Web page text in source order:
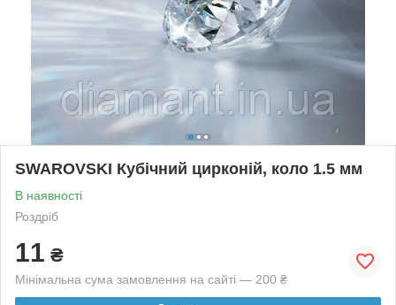
SWAROVSKI Кубічний цирконій, коло 1.5 мм
В наявності
Роздріб
11 ₴
Мінімальна сума замовлення на сайті — 200 ₴